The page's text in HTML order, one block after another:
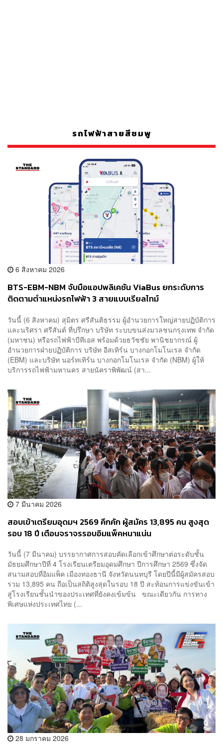
รถไฟฟ้าสายสีชมพู
6 สิงหาคม 2026
BTS-EBM-NBM จับมือแอปพลิเคชัน ViaBus ยกระดับการ
ติดตามตำแหน่งรถไฟฟ้า 3 สายแบบเรียลไทม์
วันนี้ (6 สิงหาคม) สุมิตร ศรีสันติธรรม ผู้อำนวยการใหญ่สายปฏิบัติการ
และนริศรา ศรีสันต์ ที่ปรึกษา บริษัท ระบบขนส่งมวลชนกรุงเทพ จำกัด
(มหาชน) หรือรถไฟฟ้าบีทีเอส พร้อมด้วยธวัชชัย พานิชยากรณ์ ผู้
อำนวยการฝ่ายปฏิบัติการ บริษัท อีสเทิร์น บางกอกโมโนเรล จำกัด
(EBM) และบริษัท นอร์ทเทิร์น บางกอกโมโนเรล จำกัด (NBM) ผู้ให้
บริการรถไฟฟ้ามหานคร สายนัคราพิพัฒน์ (สา...
7 มีนาคม 2026
สอบเข้าเตรียมอุดมฯ 2569 คึกคัก ผู้สมัคร 13,895 คน สูงสุด
รอบ 18 ปี เตือนจราจรรอบอิมแพ็คหนาแน่น
วันนี้ (7 มีนาคม) บรรยากาศการสอบคัดเลือกเข้าศึกษาต่อระดับชั้น
มัธยมศึกษาปีที่ 4 โรงเรียนเตรียมอุดมศึกษา ปีการศึกษา 2569 ซึ่งจัด
สนามสอบที่อิมแพ็ค เมืองทองธานี จังหวัดนนทบุรี โดยปีนี้มีผู้สมัครสอบ
รวม 13,895 คน ถือเป็นสถิติสูงสุดในรอบ 18 ปี สะท้อนการแข่งขันเข้า
สู่โรงเรียนชั้นนำของประเทศที่ยังคงเข้มข้น ขณะเดียวกัน การทาง
พิเศษแห่งประเทศไทย (...
28 มกราคม 2026